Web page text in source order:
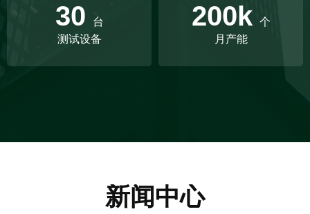
新闻中心
30
台
测试设备
200k
个
月产能